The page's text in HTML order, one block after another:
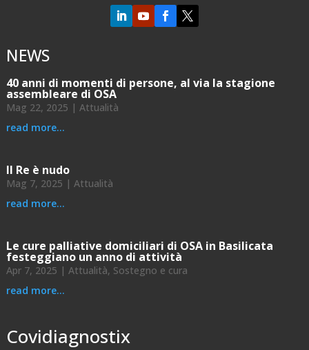
 
NEWS
40 anni di momenti di persone, al via la stagione
assembleare di OSA
Mag 22, 2025 | Attualità
read more...
Il Re è nudo
Mag 7, 2025 | Attualità
read more...
Le cure palliative domiciliari di OSA in Basilicata
festeggiano un anno di attività
Apr 7, 2025 | Attualità, Sostegno e cura
read more...
Covidiagnostix